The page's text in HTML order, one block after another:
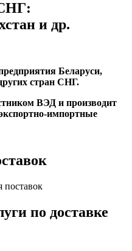
и др.
Беларуси,
стран СНГ.
ВЭД и производит
импортные
по доставке